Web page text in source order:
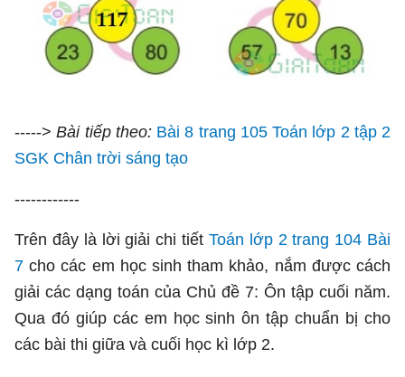
----->Bài tiếp theo: Bài 8 trang 105 Toán lớp 2 tập 2
SGK Chân trời sáng tạo
------------
Trên đây là lời giải chi tiết Toán lớp 2 trang 104 Bài
7 cho các em học sinh tham khảo, nắm được cách
giải các dạng toán của Chủ đề 7: Ôn tập cuối năm.
Qua đó giúp các em học sinh ôn tập chuẩn bị cho
các bài thi giữa và cuối học kì lớp 2.